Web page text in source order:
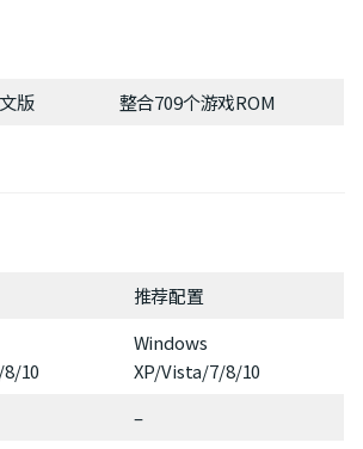
版
整合709个游戏ROM
推荐配置
10
Windows
XP/Vista/7/8/10
–